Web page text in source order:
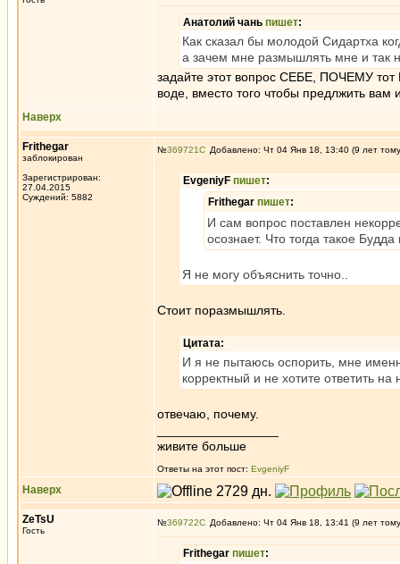
Анатолий чань пишет:
Как сказал бы молодой Сидартха
а зачем мне размышлять мне и так
задайте этот вопрос СЕБЕ, ПОЧЕМУ тот
воде, вместо того чтобы предлжить вам
Наверх
Frithegar
заблокирован
Зарегистрирован:
27.04.2015
Суждений: 5882
№369721 Добавлено: Чт 04 Янв 18, 13:40 (9 лет
EvgeniyF пишет:
Frithegar пишет:
И сам вопрос поставлен
осознает. Что тогда такое
Я не могу объяснить точно..
Стоит поразмышлять.
Цитата:
И я не пытаюсь оспорить, мне
корректный и не хотите ответить на
отвечаю, почему.
живите больше
Ответы на этот пост: EvgeniyF
Наверх
ZeTsU
Гость
№369722 Добавлено: Чт 04 Янв 18, 13:41 (9 лет
Frithegar пишет: